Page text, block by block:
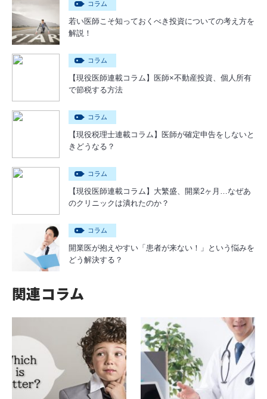
コラム
若い医師こそ知っておくべき投資についての考え方を
解説！
コラム
【現役医師連載コラム】医師×不動産投資、個人所有
で節税する方法
コラム
【現役税理士連載コラム】医師が確定申告をしないと
きどうなる？
コラム
【現役医師連載コラム】大繁盛、開業2ヶ月…なぜあ
のクリニックは潰れたのか？
コラム
開業医が抱えやすい「患者が来ない！」という悩みを
どう解決する？
関連コラム